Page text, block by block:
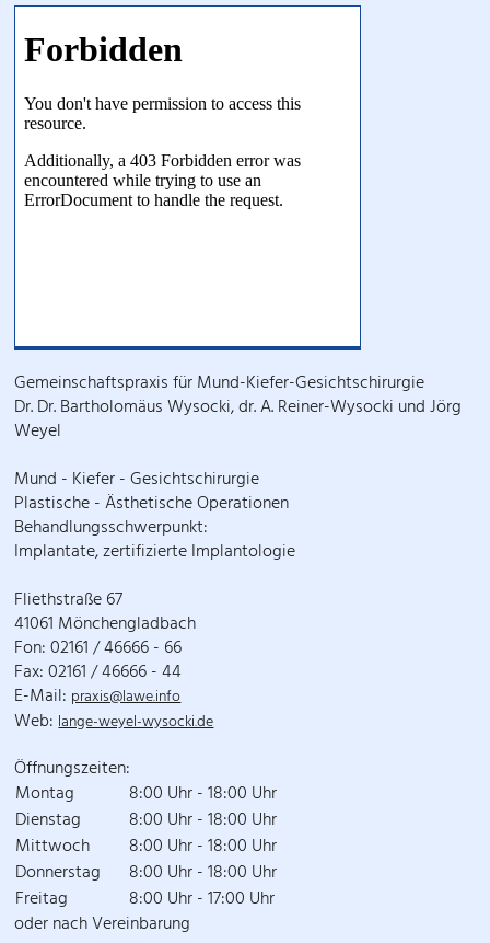
Gemeinschaftspraxis für Mund-Kiefer-Gesichtschirurgie
Dr. Dr. Bartholomäus Wysocki, dr. A. Reiner-Wysocki und Jörg
Weyel
Mund - Kiefer - Gesichtschirurgie
Plastische - Ästhetische Operationen
Behandlungsschwerpunkt:
Implantate, zertifizierte Implantologie
Fliethstraße 67
41061 Mönchengladbach
Fon: 02161 / 46666 - 66
Fax: 02161 / 46666 - 44
E-Mail: praxis@lawe.info
Web:lange-weyel-wysocki.de
Öffnungszeiten:
Montag
8:00 Uhr - 18:00 Uhr
Dienstag
8:00 Uhr - 18:00 Uhr
Mittwoch
8:00 Uhr - 18:00 Uhr
Donnerstag 8:00 Uhr - 18:00 Uhr
Freitag
8:00 Uhr - 17:00 Uhr
oder nach Vereinbarung